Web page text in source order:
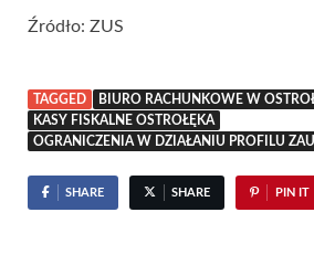
Źródło: ZUS
TAGGED
BIURO RACHUNKOWE W
KASY FISKALNE OSTROŁĘKA
OGRANICZENIA W DZIAŁANIU PROFILU
SHARE SHARE PIN IT